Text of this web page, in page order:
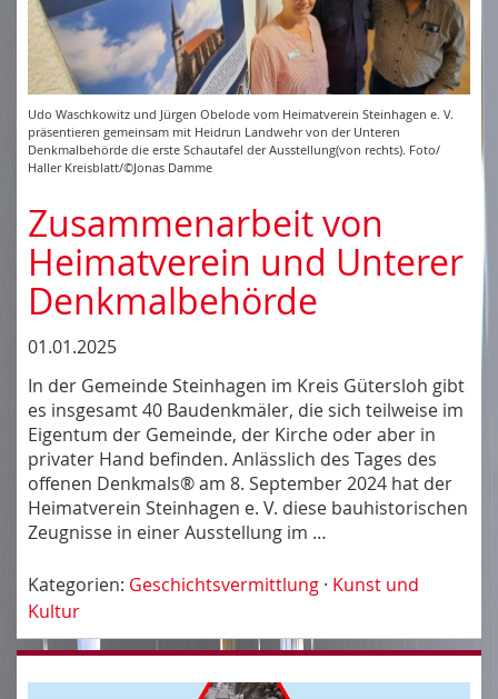
Udo Waschkowitz und Jürgen Obelode vom Heimatverein Steinhagen e. V.
präsentieren gemeinsam mit Heidrun Landwehr von der Unteren
Denkmalbehörde die erste Schautafel der Ausstellung(von rechts). Foto/
Haller Kreisblatt/©Jonas Damme
Zusammenarbeit von
Heimatverein und Unterer
Denkmalbehörde
01.01.2025
In der Gemeinde Steinhagen im Kreis Gütersloh gibt
es insgesamt 40 Baudenkmäler, die sich teilweise im
Eigentum der Gemeinde, der Kirche oder aber in
privater Hand befinden. Anlässlich des Tages des
offenen Denkmals® am 8. September 2024 hat der
Heimatverein Steinhagen e. V. diese bauhistorischen
Zeugnisse in einer Ausstellung im …
Kategorien: Geschichtsvermittlung · Kunst und
Kultur